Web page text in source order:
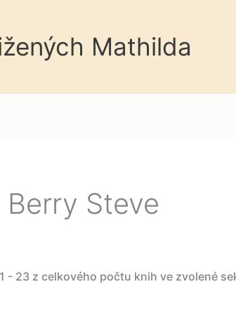
Mathilda
Steve
- 23 z celkového počtu knih ve zvolené